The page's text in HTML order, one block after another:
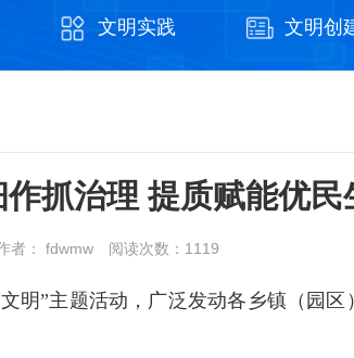
文明实践 文明创
作抓治理 提质赋能优民
者： fdwmw 阅读次数： 1119
明”主题活动，广泛发动各乡镇（园